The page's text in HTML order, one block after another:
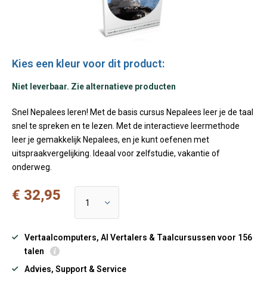
Kies een kleur voor dit product:
Niet leverbaar. Zie alternatieve producten
Snel Nepalees leren! Met de basis cursus Nepalees leer je de taal
snel te spreken en te lezen. Met de interactieve leermethode
leer je gemakkelijk Nepalees, en je kunt oefenen met
uitspraakvergelijking. Ideaal voor zelfstudie, vakantie of
onderweg.
€ 32,95
Vertaalcomputers, AI Vertalers & Taalcursussen voor 156
talen
Advies, Support & Service